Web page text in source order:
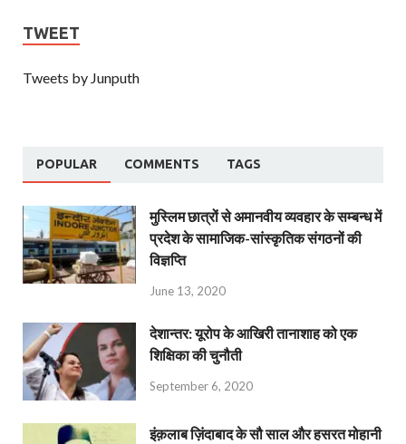
TWEET
Tweets by Junputh
POPULAR COMMENTS TAGS
मुस्लिम छात्रों से अमानवीय व्यवहार के सम्बन्ध में
प्रदेश के सामाजिक-सांस्कृतिक संगठनों की
विज्ञप्ति
June 13, 2020
देशान्‍तर: यूरोप के आखिरी तानाशाह को एक
शिक्षिका की चुनौती
September 6, 2020
इंक़लाब ज़िंदाबाद के सौ साल और हसरत मोहानी